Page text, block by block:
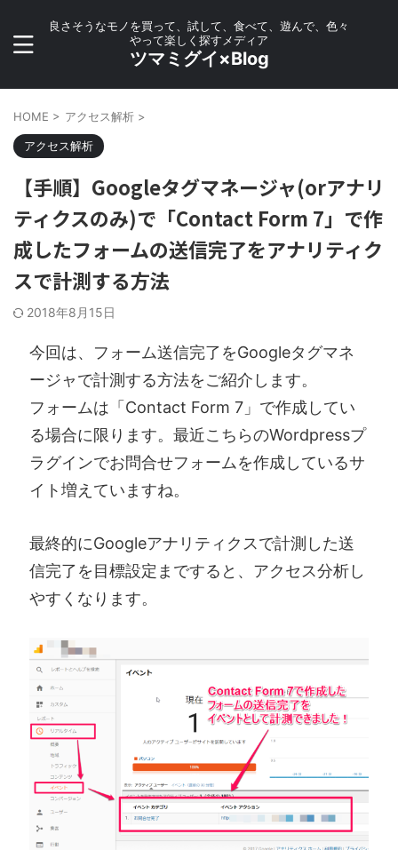
良さそうなモノを買って、試して、食べて、遊んで、色々
やって楽しく探すメディア
ツマミグイ×Blog
HOME > アクセス解析 >
アクセス解析
【手順】Googleタグマネージャ(orアナリ
ティクスのみ)で「Contact Form 7」で作
成したフォームの送信完了をアナリティク
スで計測する方法
2018年8月15日
今回は、フォーム送信完了をGoogleタグマネ
ージャで計測する方法をご紹介します。
フォームは「Contact Form 7」で作成してい
る場合に限ります。最近こちらのWordpressプ
ラグインでお問合せフォームを作成しているサ
イト増えていますね。
最終的にGoogleアナリティクスで計測した送
信完了を目標設定まですると、アクセス分析し
やすくなります。